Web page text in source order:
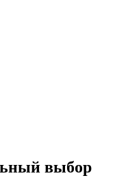
выбор